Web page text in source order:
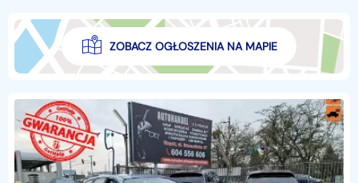
ZOBACZ OGŁOSZENIA NA MAPIE